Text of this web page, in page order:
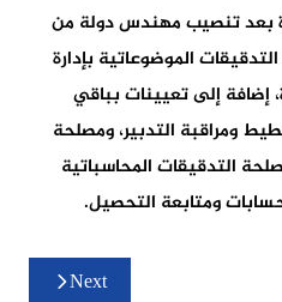
بعد تنصيب مهندس دولة من
الموضوعاتية بإدارة
إضافة إلى تعيينات بباقي
ومراقبة التدبير، ومصلحة
التدقيقات المحاسباتية
ومتابعة التحصيل.
Next